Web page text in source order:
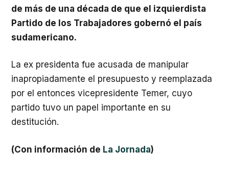
de más de una década de que el izquierdista
Partido de los Trabajadores gobernó el país
sudamericano.
La ex presidenta fue acusada de manipular
inapropiadamente el presupuesto y reemplazada
por el entonces vicepresidente Temer, cuyo
partido tuvo un papel importante en su
destitución.
(Con información de La Jornada)